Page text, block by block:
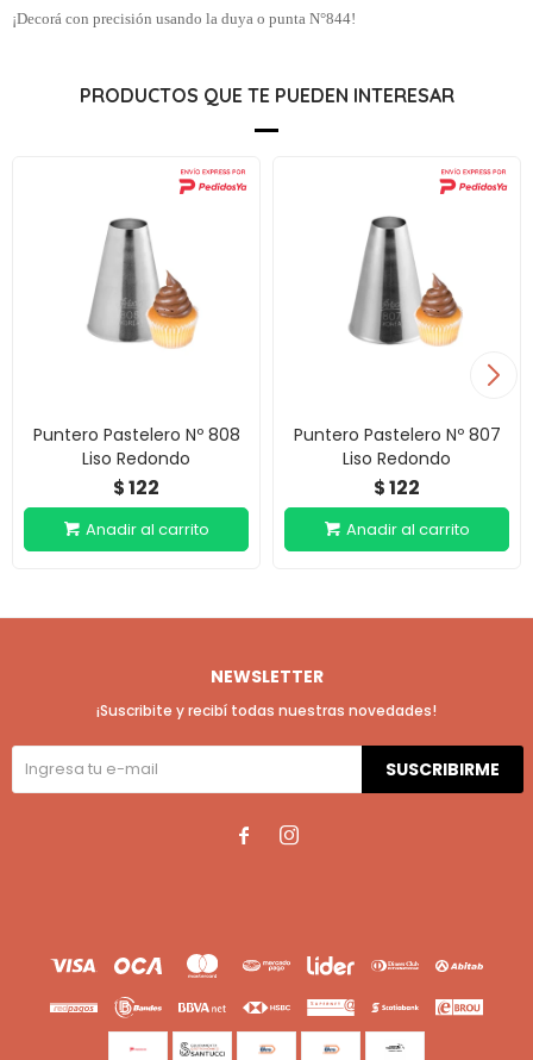
¡Decorá con precisión usando la duya o punta N°844!
PRODUCTOS QUE TE PUEDEN INTERESAR
Puntero Pastelero Nº 808
Liso Redondo
$122
Puntero Pastelero Nº 807
Liso Redondo
$122
NEWSLETTER
¡Suscribite y recibí todas nuestras novedades!
SUSCRIBIRME
 